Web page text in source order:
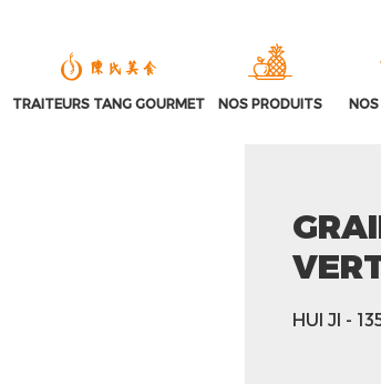
TRAITEURS TANG GOURMET NOS PRODUITS NOS
HUI JI -